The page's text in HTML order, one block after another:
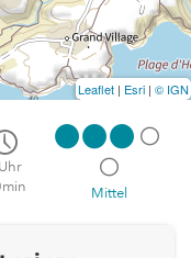
Mittel
Leaflet | Esri | © IGN